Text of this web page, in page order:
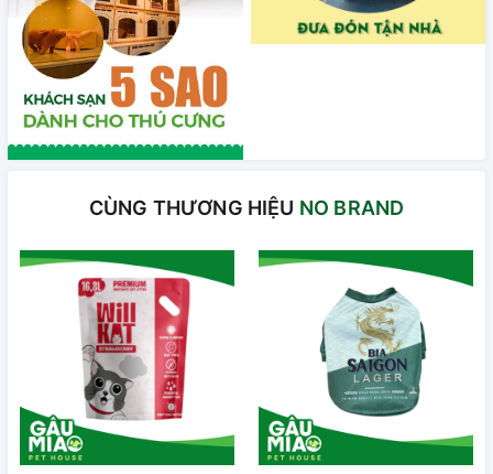
CÙNG THƯƠNG HIỆU NO BRAND